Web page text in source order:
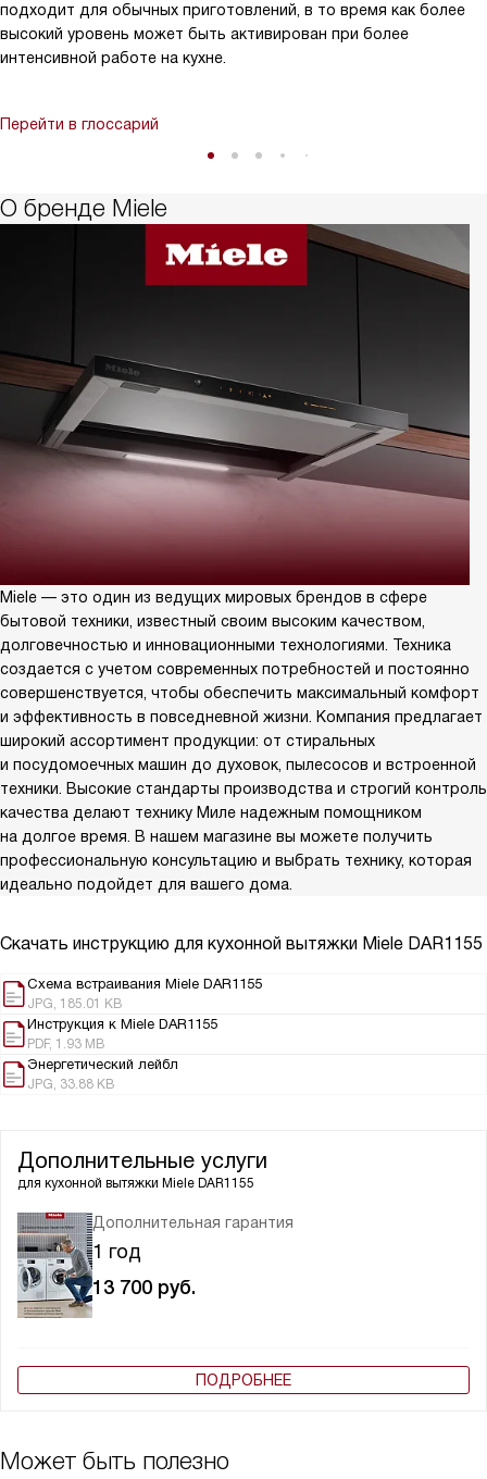
подходит для обычных приготовлений, в то время как более
высокий уровень может быть активирован при более
интенсивной работе на кухне.
Перейти в глоссарий
О бренде Miele
Miele — это один из ведущих мировых брендов в сфере
бытовой техники, известный своим высоким качеством,
долговечностью и инновационными технологиями. Техника
создается с учетом современных потребностей и постоянно
совершенствуется, чтобы обеспечить максимальный комфорт
и эффективность в повседневной жизни. Компания предлагает
широкий ассортимент продукции: от стиральных
и посудомоечных машин до духовок, пылесосов и встроенной
техники. Высокие стандарты производства и строгий контроль
качества делают технику Миле надежным помощником
на долгое время. В нашем магазине вы можете получить
профессиональную консультацию и выбрать технику, которая
идеально подойдет для вашего дома.
Скачать инструкцию для кухонной вытяжки Miele DAR1155
Схема встраивания Miele DAR1155
JPG, 185.01 KB
Инструкция к Miele DAR1155
PDF, 1.93 MB
Энергетический лейбл
JPG, 33.88 KB
Дополнительные услуги
для кухонной вытяжки Miele DAR1155
Дополнительная гарантия
1 год
13 700 руб.
ПОДРОБНЕЕ
Может быть полезно